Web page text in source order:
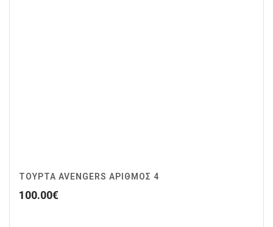
ΤΟΥΡΤΑ AVENGERS ΑΡΙΘΜΌΣ 4
100.00€